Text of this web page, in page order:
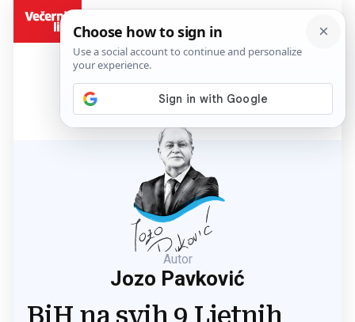
Autor
Jozo Pavković
BiH na svih 9 Ljetnih